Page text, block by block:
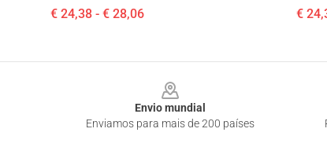
€ 24,38 - € 28,06 €
Envio mundial
Enviamos para mais de 200 países